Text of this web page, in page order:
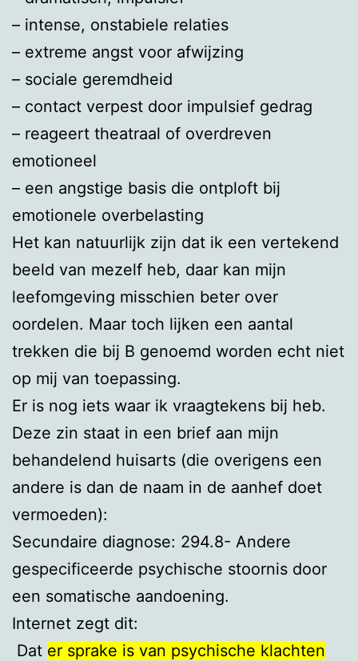
– intense, onstabiele relaties
– extreme angst voor afwijzing
– sociale geremdheid
– contact verpest door impulsief gedrag
– reageert theatraal of overdreven
emotioneel
– een angstige basis die ontploft bij
emotionele overbelasting
Het kan natuurlijk zijn dat ik een vertekend
beeld van mezelf heb, daar kan mijn
leefomgeving misschien beter over
oordelen. Maar toch lijken een aantal
trekken die bij B genoemd worden echt niet
op mij van toepassing.
Er is nog iets waar ik vraagtekens bij heb.
Deze zin staat in een brief aan mijn
behandelend huisarts (die overigens een
andere is dan de naam in de aanhef doet
vermoeden):
Secundaire diagnose: 294.8- Andere
gespecificeerde psychische stoornis door
een somatische aandoening.
Internet zegt dit:
Dat er sprake is van psychische klachten